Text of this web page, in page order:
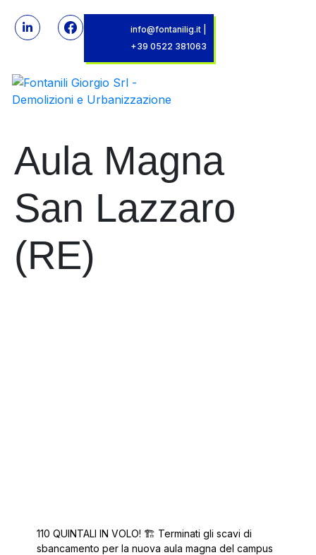
info@fontanilig.it|
+39 0522 381063
Aula Magna
San Lazzaro
(RE)
110 QUINTALI IN VOLO! 🏗️ Terminati gli scavi di
sbancamento per la nuova aula magna del campus